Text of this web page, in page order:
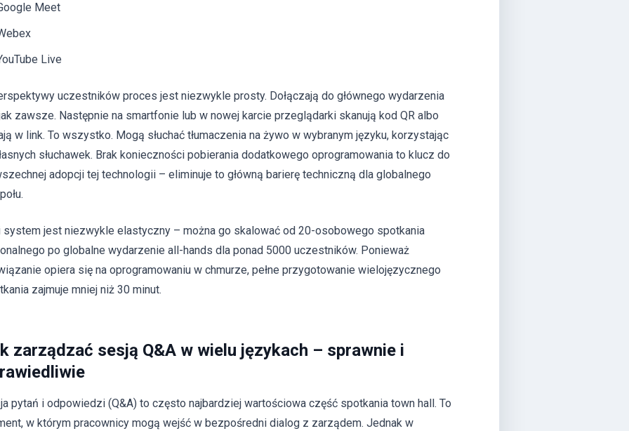
Meet
Live
uczestników proces jest niezwykle prosty. Dołączają do głównego wydarzenia
zawsze. Następnie na smartfonie lub w nowej karcie przeglądarki skanują kod QR albo
w link. To wszystko. Mogą słuchać tłumaczenia na żywo w wybranym języku, korzystając
słuchawek. Brak konieczności pobierania dodatkowego oprogramowania to klucz do
adopcji tej technologii – eliminuje to główną barierę techniczną dla globalnego
system jest niezwykle elastyczny – można go skalować od 20-osobowego spotkania
po globalne wydarzenie all-hands dla ponad 5000 uczestników. Ponieważ
opiera się na oprogramowaniu w chmurze, pełne przygotowanie wielojęzycznego
zajmuje mniej niż 30 minut.
zarządzać sesją Q&A w wielu językach – sprawnie i
pytań i odpowiedzi (Q&A) to często najbardziej wartościowa część spotkania town hall. To
w którym pracownicy mogą wejść w bezpośredni dialog z zarządem. Jednak w